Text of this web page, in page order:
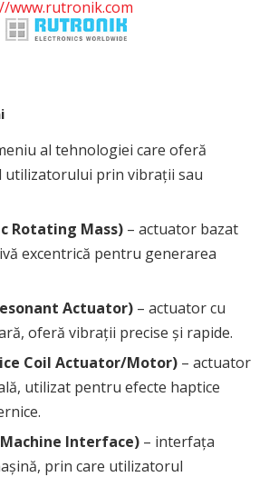
www.rutronik.com
al tehnologiei care oferă
utilizatorului prin vibrații sau
Rotating Mass) – actuator bazat
excentrică pentru generarea
Actuator) – actuator cu
oferă vibrații precise și rapide.
Coil Actuator/Motor) – actuator
utilizat pentru efecte haptice
Interface) – interfața
prin care utilizatorul